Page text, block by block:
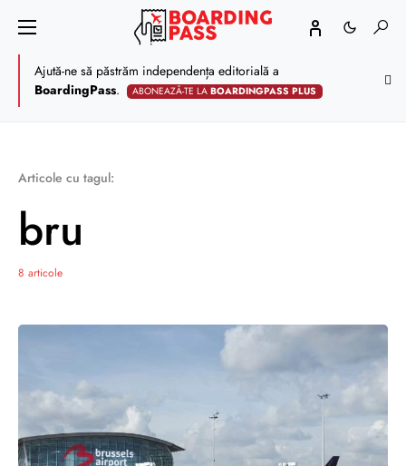
Ajută-ne să păstrăm independența editorială a
BoardingPass. ABONEAZĂ-TE LABOARDINGPASS PLUS
Articole cu tagul:
bru
8 articole